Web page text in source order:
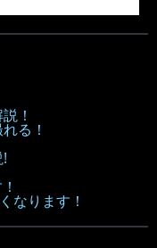
！
る！
なります！